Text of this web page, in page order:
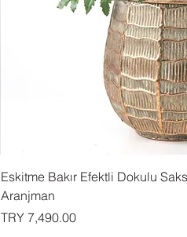
Eskitme Bakır Efektli Dokulu
Aranjman
السعر